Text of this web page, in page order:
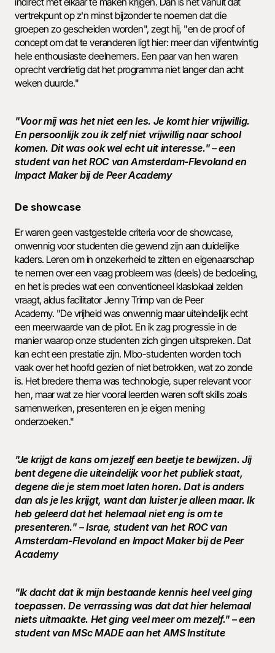
vertrekpunt op z'n minst bijzonder te noemen dat die
groepen zo gescheiden worden", zegt hij, "en de proof of
concept om dat te veranderen ligt hier: meer dan vijfentwintig
hele enthousiaste deelnemers. Een paar van hen waren
oprecht verdrietig dat het programma niet langer dan acht
weken duurde."
"Voor mij was het niet een les. Je komt hier vrijwillig.
En persoonlijk zou ik zelf niet vrijwillig naar school
komen. Dit was ook wel echt uit interesse." – een
student van het ROC van Amsterdam-Flevoland en
Impact Maker bij de Peer Academy
De showcase
Er waren geen vastgestelde criteria voor de showcase,
onwennig voor studenten die gewend zijn aan duidelijke
kaders. Leren om in onzekerheid te zitten en eigenaarschap
te nemen over een vaag probleem was (deels) de bedoeling,
en het is precies wat een conventioneel klaslokaal zelden
vraagt, aldus facilitator Jenny Trimp van de Peer
Academy. "De vrijheid was onwennig maar uiteindelijk echt
een meerwaarde van de pilot. En ik zag progressie in de
manier waarop onze studenten zich gingen uitspreken. Dat
kan echt een prestatie zijn. Mbo-studenten worden toch
vaak over het hoofd gezien of niet betrokken, wat zo zonde
is. Het bredere thema was technologie, super relevant voor
hen, maar wat ze hier vooral leerden waren soft skills zoals
samenwerken, presenteren en je eigen mening
onderzoeken."
"Je krijgt de kans om jezelf een beetje te bewijzen. Jij
bent degene die uiteindelijk voor het publiek staat,
degene die je stem moet laten horen. Dat is anders
dan als je les krijgt, want dan luister je alleen maar. Ik
heb geleerd dat het helemaal niet eng is om te
presenteren." – Israe, student van het ROC van
Amsterdam-Flevoland en Impact Maker bij de Peer
Academy
"Ik dacht dat ik mijn bestaande kennis heel veel ging
toepassen. De verrassing was dat dat hier helemaal
niets uitmaakte. Het ging veel meer om mezelf." – een
student van MSc MADE aan het AMS Institute